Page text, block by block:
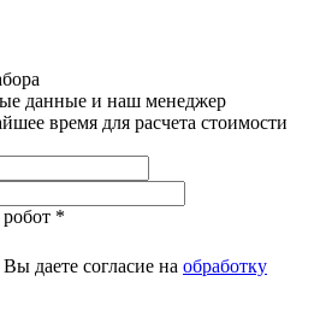
данные и наш менеджер
время для расчета стоимости
*
даете согласие на обработку